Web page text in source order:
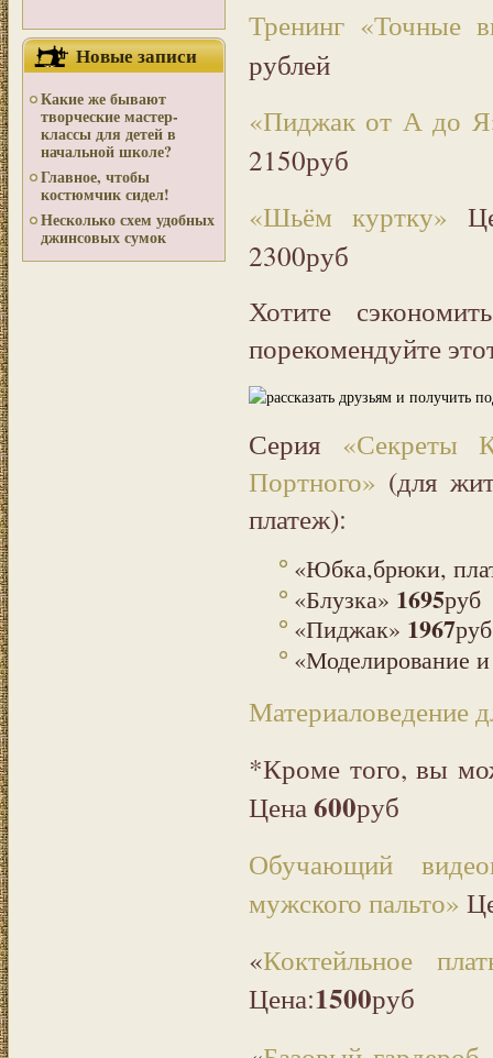
Новые записи
Какие же бывают
творческие мастер-
классы для детей в
начальной школе?
Главное, чтобы
костюмчик сидел!
Несколько схем удобных
джинсовых сумок
Тренинг «Точные
рублей
«Пиджак от А до
2150руб
«Шьём куртку»
2300руб
Хотите
порекомендуйте
Серия «Секреты
Портного» (для
платеж):
«Юбка,брюки,
«Блузка» 1695руб
«Пиджак» 1967руб
«Моделирование
Материаловедение
*Кроме того, вы
Цена600руб
Обучающий
мужского пальто»
«Коктейльное
Цена:1500руб